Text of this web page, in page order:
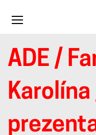
Toggle
ADE /
Karolína
Sada